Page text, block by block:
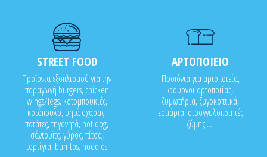
STREET FOOD
Προϊόντα εξοπλισμού για την
παραγωγή burgers, chicken
wings/legs, κοτομπουκιές,
κοτόπουλο, ψητά σχάρας,
πατάτες, τηγανητά, hot dog,
σάντουϊτς, γύρος, πίτσα,
τορτίγια, burritos, noodles
ΑΡΤΟΠΟΙΕΙΟ
Προϊόντα για αρτοποιεία,
φούρνοι αρτοποιίας,
ζυμωτήρια, ζυγοκοπτικά,
ερμάρια, στρογγυλοποιητές
ζύμης.....